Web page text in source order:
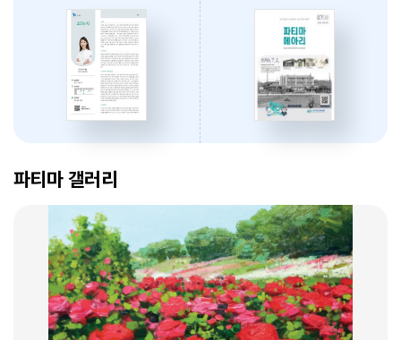
암 표적치료 - 대구파티마병원 병리과 변정섭 과장
2026. 01. 07
암환자의 관리 - 대구파티마병원 혈액종양내과 이선아 과장
대구파티마병원, 개원 70주년 기념 『미션, 파티마에서 빛나다』 발간
축하식 개최
2026.07.31
대구광역시간호사회와 함께 개원 70주년 기념 커피부스 운영
대구파티마병원, 진단검사의학과 리모델링 축복식 개최
2026.07.29
우성진 동구청장, 대구파티마병원 방문
2026.07.28
대구파티마병원, 스타키보청기 대구센터로부터 개원 70주년 기념
노트북 기증 받아
파티마 갤러리